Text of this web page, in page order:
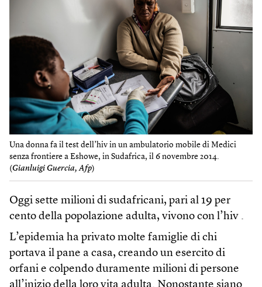
Una donna fa il test dell’hiv in un ambulatorio mobile di Medici
senza frontiere a Eshowe, in Sudafrica, il 6 novembre 2014.
(Gianluigi Guercia, Afp)
Oggi sette milioni di sudafricani, pari al 19 per
cento della popolazione adulta, vivono con l’hiv .
L’epidemia ha privato molte famiglie di chi
portava il pane a casa, creando un esercito di
orfani e colpendo duramente milioni di persone